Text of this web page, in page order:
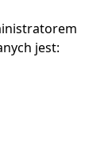
jest: